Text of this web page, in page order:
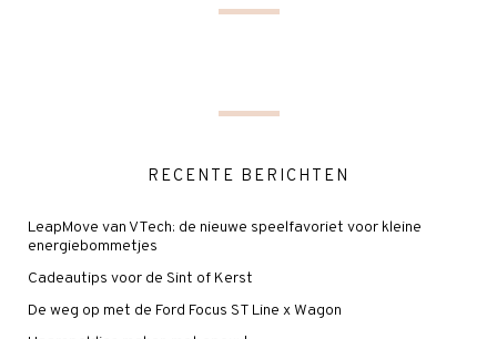
RECENTE BERICHTEN
LeapMove van VTech: de nieuwe speelfavoriet voor kleine
energiebommetjes
Cadeautips voor de Sint of Kerst
De weg op met de Ford Focus ST Line x Wagon